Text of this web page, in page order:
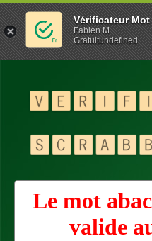
Le mot
valide
Vérificateur
Fabien M
Gratuitundefined